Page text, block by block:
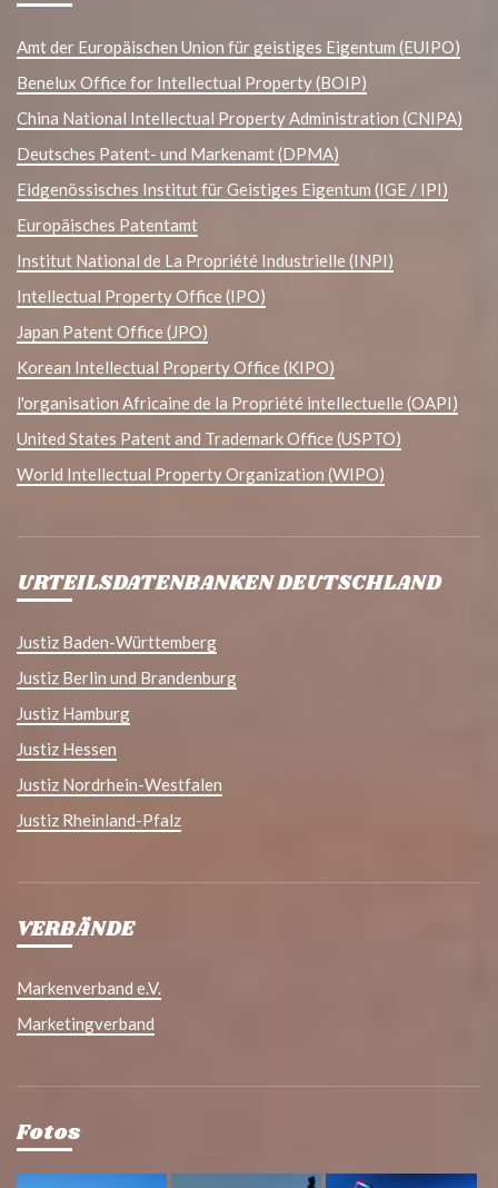
Amt der Europäischen Union für geistiges Eigentum (EUIPO)
Benelux Office for Intellectual Property (BOIP)
China National Intellectual Property Administration (CNIPA)
Deutsches Patent- und Markenamt (DPMA)
Eidgenössisches Institut für Geistiges Eigentum (IGE / IPI)
Europäisches Patentamt
Institut National de La Propriété Industrielle (INPI)
Intellectual Property Office (IPO)
Japan Patent Office (JPO)
Korean Intellectual Property Office (KIPO)
l'organisation Africaine de la Propriété intellectuelle (OAPI)
United States Patent and Trademark Office (USPTO)
World Intellectual Property Organization (WIPO)
URTEILSDATENBANKEN DEUTSCHLAND
Justiz Baden-Württemberg
Justiz Berlin und Brandenburg
Justiz Hamburg
Justiz Hessen
Justiz Nordrhein-Westfalen
Justiz Rheinland-Pfalz
VERBÄNDE
Markenverband e.V.
Marketingverband
Fotos